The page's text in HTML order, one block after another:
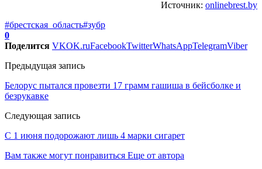
Источник: onlinebrest.by
#брестская_область#зубр
0
Поделится VKOK.ruFacebookTwitterWhatsAppTelegramViber
Предыдущая запись
Белорус пытался провезти 17 грамм гашиша в бейсболке и
безрукавке
Следующая запись
С 1 июня подорожают лишь 4 марки сигарет
Вам также могут понравиться Еще от автора